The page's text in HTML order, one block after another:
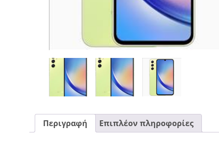
ΟΙΚΙΑΚΕΣ ΣΥΣΚΕΥΕΣ
ΠΡΟΣΩΠΙΚΗ ΦΡΟΝΤΙΔΑ
Περιγραφή Επιπλέον πληροφορίες